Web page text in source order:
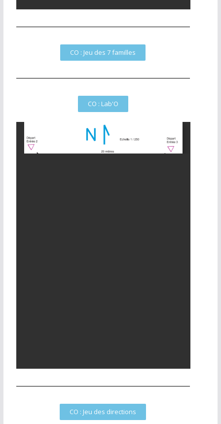
CO : Jeu des 7 familles
CO : Lab'O
CO : Jeu des directions